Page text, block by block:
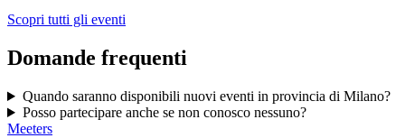
Scopri tutti gli eventi
Domande frequenti
Quando saranno disponibili nuovi eventi in provincia di Milano?
Posso partecipare anche se non conosco nessuno?
Meeters